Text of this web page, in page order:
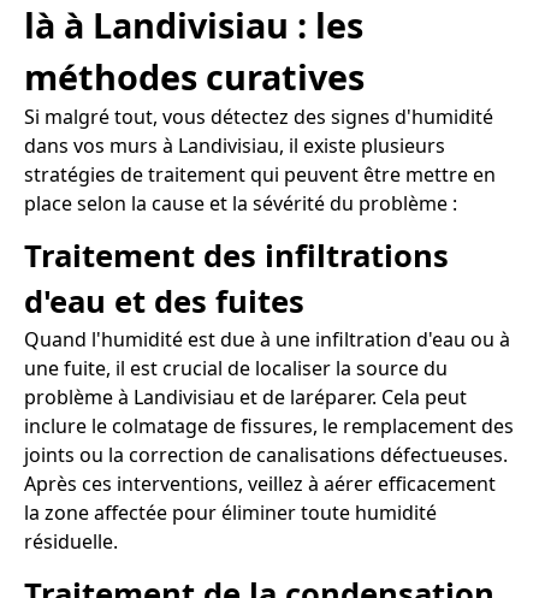
là à Landivisiau : les
méthodes curatives
Si malgré tout, vous détectez des signes d'humidité
dans vos murs à Landivisiau, il existe plusieurs
stratégies de traitement qui peuvent être mettre en
place selon la cause et la sévérité du problème :
Traitement des infiltrations
d'eau et des fuites
Quand l'humidité est due à une infiltration d'eau ou à
une fuite, il est crucial de localiser la source du
problème à Landivisiau et de laréparer. Cela peut
inclure le colmatage de fissures, le remplacement des
joints ou la correction de canalisations défectueuses.
Après ces interventions, veillez à aérer efficacement
la zone affectée pour éliminer toute humidité
résiduelle.